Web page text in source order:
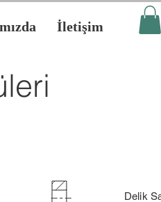
İletişim
Delik